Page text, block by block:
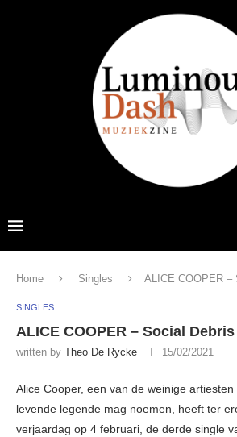
Home Singles ALICE COOPER –
SINGLES
ALICE COOPER – Social Debris
written by Theo De Rycke 15/02/2021
Alice Cooper, een van de weinige
levende legende mag noemen, heeft ter
verjaardag op 4 februari, de derde single